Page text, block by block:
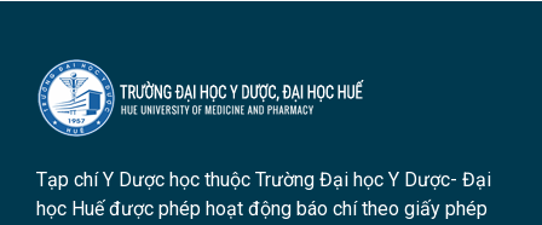
Tạp chí Y Dược học thuộc Trường Đại học Y Dược- Đại
học Huế được phép hoạt động báo chí theo giấy phép